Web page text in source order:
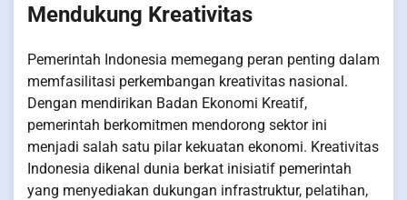
Mendukung Kreativitas
Pemerintah Indonesia memegang peran penting dalam
memfasilitasi perkembangan kreativitas nasional.
Dengan mendirikan Badan Ekonomi Kreatif,
pemerintah berkomitmen mendorong sektor ini
menjadi salah satu pilar kekuatan ekonomi. Kreativitas
Indonesia dikenal dunia berkat inisiatif pemerintah
yang menyediakan dukungan infrastruktur, pelatihan,